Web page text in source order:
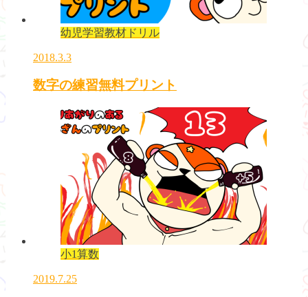
幼児学習教材ドリル
2018.3.3
数字の練習無料プリント
小1算数
2019.7.25